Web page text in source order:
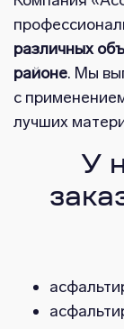
различных
районе. Мы
с
лучших
У